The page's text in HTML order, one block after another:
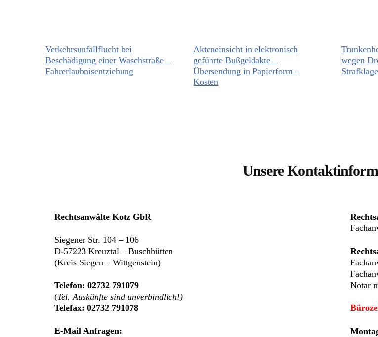
Verkehrsunfallflucht bei
Beschädigung einer Waschstraße –
Fahrerlaubnisentziehung
Akteneinsicht in elektronisch
geführte Bußgeldakte –
Übersendung in Papierform –
Kosten
wegen
Unsere
Rechtsanwälte Kotz GbR
Siegener Str. 104 – 106
D-57223 Kreuztal – Buschhütten
(Kreis Siegen – Wittgenstein)
Telefon: 02732 791079
(Tel. Auskünfte sind unverbindlich!)
Telefax: 02732 791078
E-Mail Anfragen:
Notar